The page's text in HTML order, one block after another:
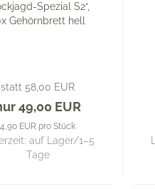
Spezial S2“,
Gehörnbrett hell
statt 58,00 EUR
49,00 EUR
4,90 EUR pro Stück
auf Lager/1–5
Tage